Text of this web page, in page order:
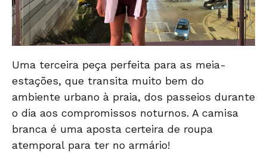
Uma terceira peça perfeita para as meia-
estações, que transita muito bem do
ambiente urbano à praia, dos passeios durante
o dia aos compromissos noturnos. A camisa
branca é uma aposta certeira de roupa
atemporal para ter no armário!